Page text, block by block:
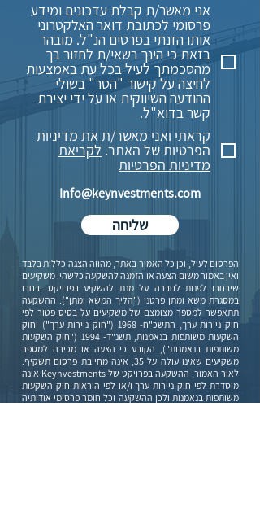
אני מאשר/ת קבלת עדכונים ומידע
פרסומי לכתובת דואר האלקטרוני
אותו הזנתי בפרטים הנ"ל. מובהר
בזאת כי הינך רשאי/ת לחזור בך
מהסכמתך לעיל בכל עת באמצעות
לחיצה על קישור "הסר" בשולי
ההודעה השיווקית או על ידי יצירת
קשר בדוא"ל.
קראתי ואני מאשר/ת את מדיניות
הפרטיות של האתר. לקריאת
מדיניות הפרטיות
Info@keynvestments.com
שליחה
הפרסום לעיל, וכן כל האמור באתר, מהווה הצגה כללית בלבד
ואין באמור משום הצעה או הזמנה להשקעה כלשהי. משקיעים
שיבחרו לפנות לחברה על מנת להשקיע בפרויקט יבחרו
במסגרת משא ומתן פרטני ("הליך המשא ומתן"). ההשקעה
תתאפשר למספר מצומצם של משקיעים על בסיס פטור לפי
חוק ניירות ערך, התשכ"ח- 1968 ("חוק ניירות ערך") וחוק
השקעות משותפות בנאמנות, תשנ"ד- 1994 ("חוק השקעות
משותפות בנאמנות"), הקובע כי הצעה או מכירה למספר
משקיעים שאינו עולה על 35, אינה מחייבת פרסום תשקיף.
לאור האמור, ההשקעה בפרויקט של Keynvestments אינה
מוסדרת לפי חוק ניירות ערך ו/או לפי הוראות חוק השקעות
משותפות בנאמנות ולכן ההשקעה וכל חומר פרסומי אודותיה